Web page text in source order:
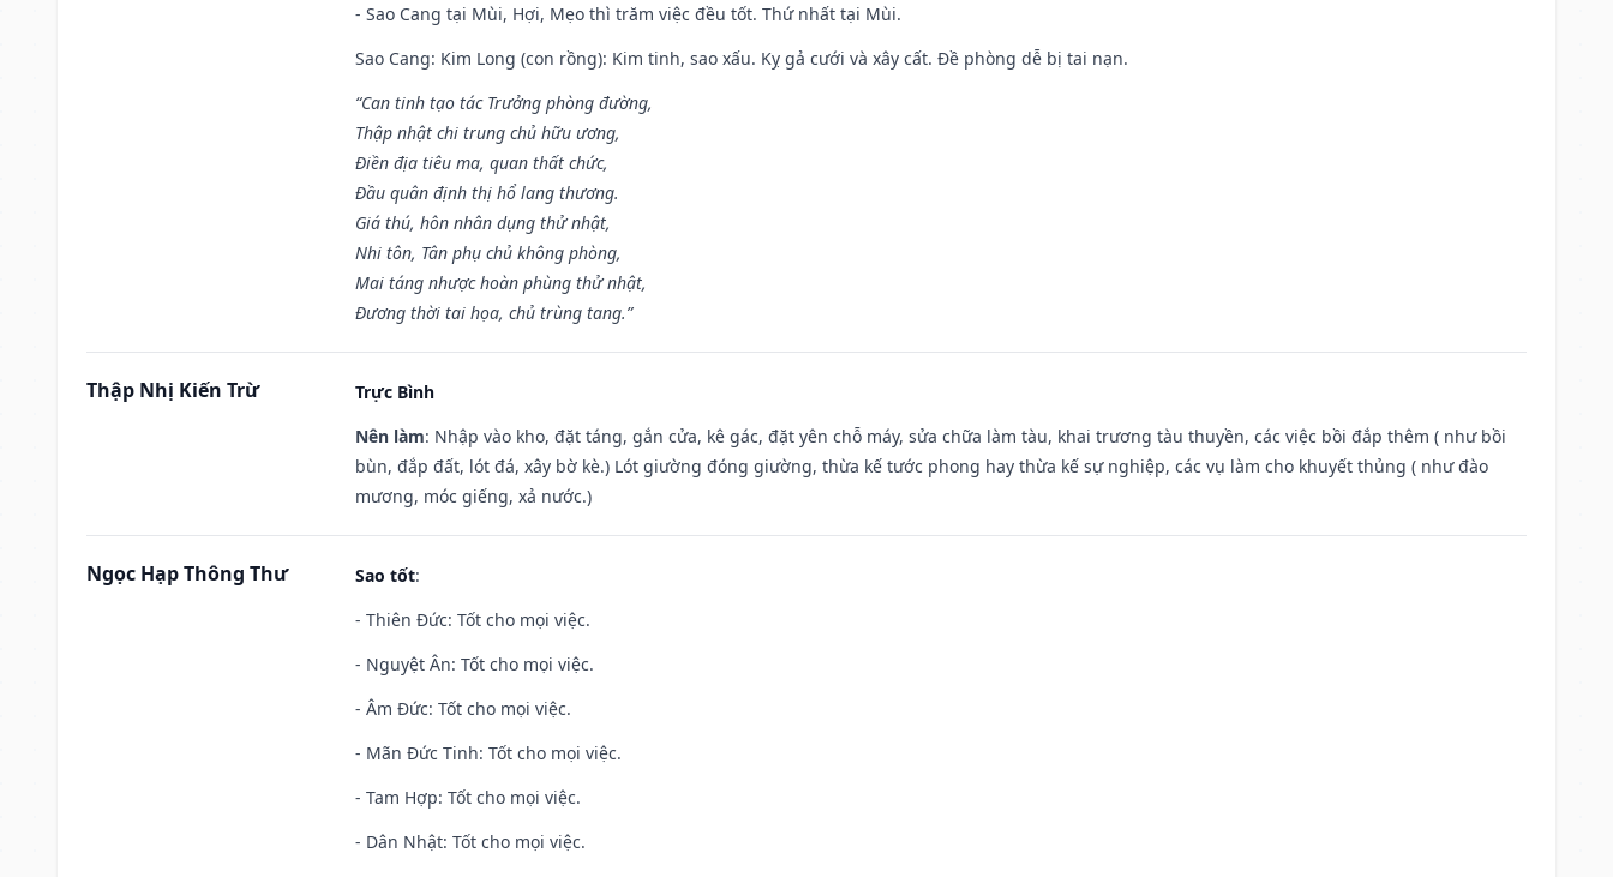
- Sao Cang tại Mùi, Hợi, Mẹo thì trăm việc đều tốt. Thứ nhất tại Mùi.
Sao Cang: Kim Long (con rồng): Kim tinh, sao xấu. Kỵ gả cưới và xây cất. Đề phòng dễ bị tai nạn.
“Can tinh tạo tác Trưởng phòng đường,
Thập nhật chi trung chủ hữu ương,
Điền địa tiêu ma, quan thất chức,
Đầu quân định thị hổ lang thương.
Giá thú, hôn nhân dụng thử nhật,
Nhi tôn, Tân phụ chủ không phòng,
Mai táng nhược hoàn phùng thử nhật,
Đương thời tai họa, chủ trùng tang.”
Thập Nhị Kiến Trừ
Trực Bình
Nên làm: Nhập vào kho, đặt táng, gắn cửa, kê gác, đặt yên chỗ máy, sửa chữa làm tàu, khai trương tàu thuyền, các việc bồi đắp thêm ( như bồi
bùn, đắp đất, lót đá, xây bờ kè.) Lót giường đóng giường, thừa kế tước phong hay thừa kế sự nghiệp, các vụ làm cho khuyết thủng ( như đào
mương, móc giếng, xả nước.)
Ngọc Hạp Thông Thư Sao tốt:
- Thiên Đức: Tốt cho mọi việc.
- Nguyệt Ân: Tốt cho mọi việc.
- Âm Đức: Tốt cho mọi việc.
- Mãn Đức Tinh: Tốt cho mọi việc.
- Tam Hợp: Tốt cho mọi việc.
- Dân Nhật: Tốt cho mọi việc.